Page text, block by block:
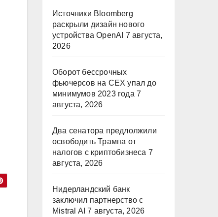
Источники Bloomberg
раскрыли дизайн нового
устройства OpenAI 7 августа,
2026
Оборот бессрочных
фьючерсов на CEX упал до
минимумов 2023 года 7
августа, 2026
Два сенатора предлолжили
освободить Трампа от
налогов с криптобизнеса 7
августа, 2026
Нидерландский банк
заключил партнерство с
Mistral AI 7 августа, 2026